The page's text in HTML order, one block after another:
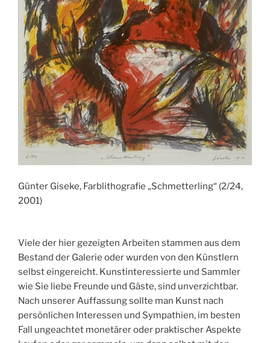
Günter Giseke, Farblithografie „Schmetterling“ (2/24,
2001)
Viele der hier gezeigten Arbeiten stammen aus dem
Bestand der Galerie oder wurden von den Künstlern
selbst eingereicht. Kunstinteressierte und Sammler
wie Sie liebe Freunde und Gäste, sind unverzichtbar.
Nach unserer Auffassung sollte man Kunst nach
persönlichen Interessen und Sympathien, im besten
Fall ungeachtet monetärer oder praktischer Aspekte